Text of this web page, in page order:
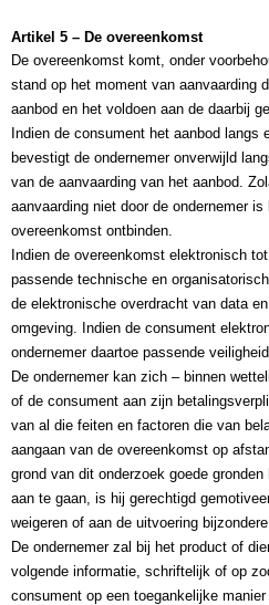
Artikel 5 – De overeenkomst
De overeenkomst komt, onder
stand op het moment van aanvaarding
aanbod en het voldoen aan de daarbij
Indien de consument het aanbod langs
bevestigt de ondernemer onverwijld
van de aanvaarding van het aanbod.
aanvaarding niet door de ondernemer
overeenkomst ontbinden.
Indien de overeenkomst elektronisch
passende technische en
de elektronische overdracht van data
omgeving. Indien de consument
ondernemer daartoe passende
De ondernemer kan zich – binnen
of de consument aan zijn
van al die feiten en factoren die van
aangaan van de overeenkomst op
grond van dit onderzoek goede
aan te gaan, is hij gerechtigd
weigeren of aan de uitvoering
De ondernemer zal bij het product of
volgende informatie, schriftelijk of op
consument op een toegankelijke